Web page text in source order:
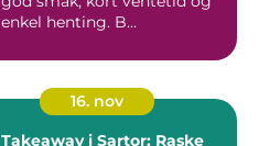
enkel henting. B...
16. nov
Takeaway i Sartor: Raske